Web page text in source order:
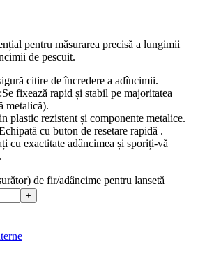
pentru măsurarea precisă a lungimii
de pescuit.
citire de încredere a adîncimii.
fixează rapid și stabil pe majoritatea
metalică).
plastic rezistent și componente metalice.
cu buton de resetare rapidă .
cu exactitate adâncimea și sporiți-vă
de fir/adâncime pentru lansetă